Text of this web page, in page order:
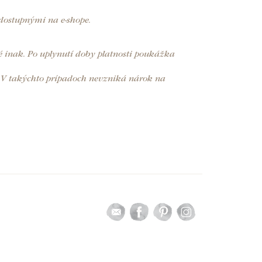
na e-shope.
inak. Po uplynutí doby platnosti poukážka
V takýchto prípadoch nevzniká nárok na